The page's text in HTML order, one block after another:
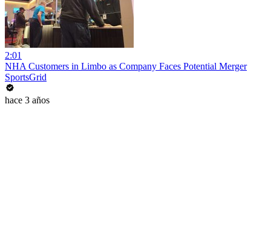
2:01
NHA Customers in Limbo as Company Faces Potential Merger
SportsGrid
hace 3 años